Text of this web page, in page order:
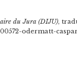
du Jura (DIJU),
odermatt-